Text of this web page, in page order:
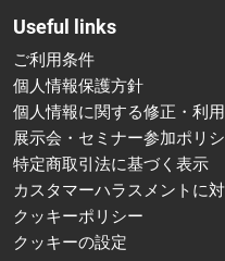
Useful links
ご利用条件
個人情報保護方針
個人情報に関する修正・利
展示会・セミナー参加ポリ
特定商取引法に基づく表示
カスタマーハラスメントに
クッキーポリシー
クッキーの設定